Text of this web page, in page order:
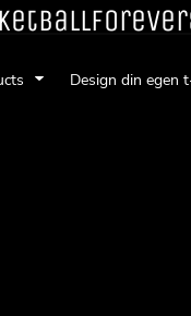
Design din egen